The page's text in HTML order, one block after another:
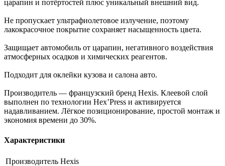
царапин и потёртостей плюс уникальный внешний вид.
Не пропускает ультрафиолетовое излучение, поэтому
лакокрасочное покрытие сохраняет насыщенность цвета.
Защищает автомобиль от царапин, негативного воздействия
атмосферных осадков и химических реагентов.
Подходит для оклейки кузова и салона авто.
Производитель — французский бренд Hexis. Клеевой слой
выполнен по технологии Hex’Press и активируется
надавливанием. Лёгкое позиционирование, простой монтаж и
экономия времени до 30%.
Характеристики
Производитель Hexis